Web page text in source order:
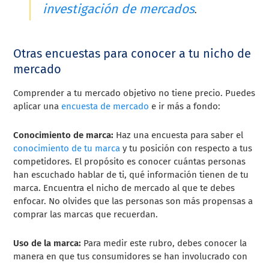
investigación de mercados.
Otras encuestas para conocer a tu nicho de
mercado
Comprender a tu mercado objetivo no tiene precio. Puedes
aplicar una encuesta de mercado e ir más a fondo:
Conocimiento de marca: Haz una encuesta para saber el
conocimiento de tu marca y tu posición con respecto a tus
competidores. El propósito es conocer cuántas personas
han escuchado hablar de ti, qué información tienen de tu
marca. Encuentra el nicho de mercado al que te debes
enfocar. No olvides que las personas son más propensas a
comprar las marcas que recuerdan.
Uso de la marca: Para medir este rubro, debes conocer la
manera en que tus consumidores se han involucrado con